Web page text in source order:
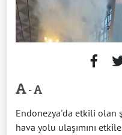
-
Endonezya'da etkili olan
hava yolu ulaşımını